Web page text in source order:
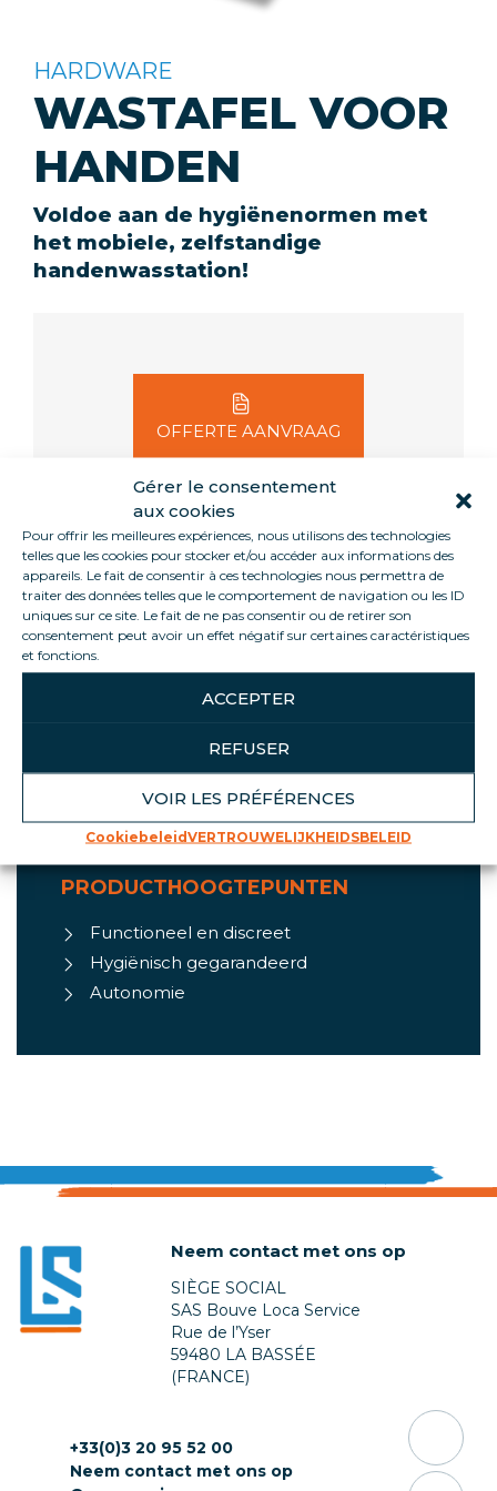
Gérer le consentement
aux cookies
Pour offrir les meilleures expériences, nous utilisons des technologies
telles que les cookies pour stocker et/ou accéder aux informations des
appareils. Le fait de consentir à ces technologies nous permettra de
traiter des données telles que le comportement de navigation ou les ID
uniques sur ce site. Le fait de ne pas consentir ou de retirer son
consentement peut avoir un effet négatif sur certaines caractéristiques
et fonctions.
ACCEPTER
REFUSER
VOIR LES PRÉFÉRENCES
CookiebeleidVERTROUWELIJKHEIDSBELEID
HARDWARE
WASTAFEL VOOR
HANDEN
Voldoe aan de hygiënenormen met
het mobiele, zelfstandige
handenwasstation!
OFFERTE AANVRAAG
Informations
Ideaal voor uw commerciële proeverijen, naast
snijtafels en overal waar u moet voldoen aan de
door een voetbediende pomp en het werkt
een capaciteit van 10 liter, dus je hebt geen
watervoorziening nodig!
PRODUCTHOOGTEPUNTEN
Functioneel en discreet
Hygiënisch gegarandeerd
Autonomie
Neem contact met ons op
SIÈGE SOCIAL
SAS Bouve Loca Service
Rue de l’Yser
59480 LA BASSÉE
(FRANCE)
+33(0)3 20 95 52 00
Neem contact met ons op